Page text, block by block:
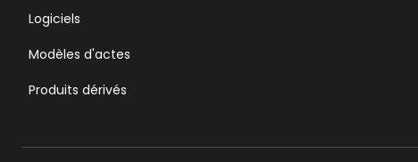
Logiciels
Modèles d'actes
Produits dérivés